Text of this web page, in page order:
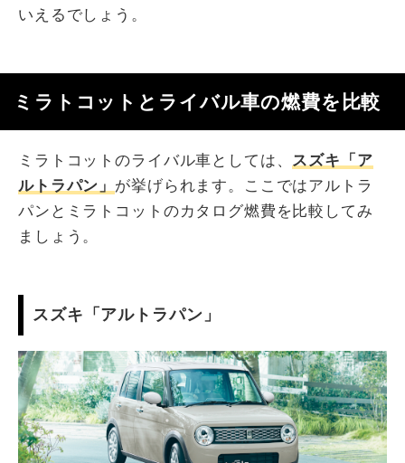
いえるでしょう。
ミラトコットとライバル車の燃費を比較
ミラトコットのライバル車としては、 スズキ「ア
ルトラパン」 が挙げられます。ここではアルトラ
パンとミラトコットのカタログ燃費を比較してみ
ましょう。
スズキ「アルトラパン」